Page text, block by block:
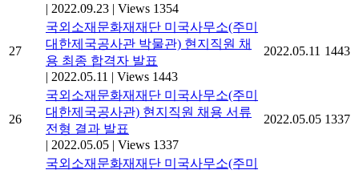
| 2022.09.23 | Views 1354
27
국외소재문화재재단 미국사무소(주미
대한제국공사관 박물관) 현지직원 채
용 최종 합격자 발표
| 2022.05.11 | Views 1443
2022.05.11 1443
26
국외소재문화재재단 미국사무소(주미
대한제국공사관) 현지직원 채용 서류
전형 결과 발표
| 2022.05.05 | Views 1337
2022.05.05 1337
국외소재문화재재단 미국사무소(주미